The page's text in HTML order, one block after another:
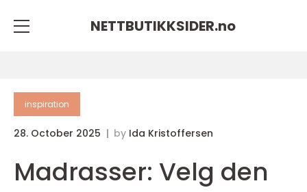
NETTBUTIKKSIDER.no
inspiration
28. October 2025 by Ida Kristoffersen
Madrasser: Velg den